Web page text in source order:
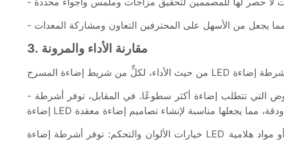
3. مقارنة الأداء والمرونة
- الكثافة والسطوع: غالبًا ما توفر وحدات إضاءة المسرح التقليدية إنتاجًا ضوئيًا أعلى، مما يجعلها مثالية للمسارح الكبيرة أو العروض التي تتطلب إضاءة أكثر سطوعًا. في المقابل، توفر أشرطة
خيارات الألوان والتحكم: توفر أشرطة إضاءة LED مجموعة متنوعة من الألوان مع إمكانية مزجها ومطابقتها بسلاسة. من ناحية أخرى، قد تتطلب إضاءة المسرح التقليدية فلاتر أو مواد هلامية